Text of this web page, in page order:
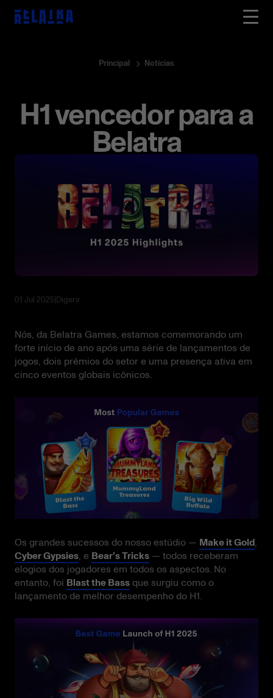
Principal Notícias
H1 vencedor para a
Belatra
01 Jul 2025|Digerir
Nós, da Belatra Games, estamos comemorando um
forte início de ano após uma série de lançamentos de
jogos, dois prêmios do setor e uma presença ativa em
cinco eventos globais icônicos.
Os grandes sucessos do nosso estúdio — Make it Gold,
Cyber Gypsies, e Bear’s Tricks — todos receberam
elogios dos jogadores em todos os aspectos. No
entanto, foi Blast the Bassque surgiu como o
lançamento de melhor desempenho do H1.